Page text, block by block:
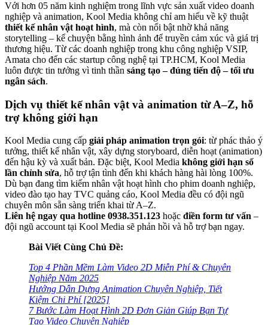
Với hơn 05 năm kinh nghiệm trong lĩnh vực sản xuất video doanh
nghiệp và animation, Kool Media không chỉ am hiểu về kỹ thuật
thiết kế nhân vật hoạt hình, mà còn nổi bật nhờ khả năng
storytelling – kể chuyện bằng hình ảnh để truyền cảm xúc và giá trị
thương hiệu. Từ các doanh nghiệp trong khu công nghiệp VSIP,
Amata cho đến các startup công nghệ tại TP.HCM, Kool Media
luôn được tin tưởng vì tinh thần sáng tạo – đúng tiến độ – tối ưu
ngân sách.
Dịch vụ thiết kế nhân vật và animation từ A–Z, hỗ
trợ không giới hạn
Kool Media cung cấp giải pháp animation trọn gói: từ phác thảo ý
tưởng, thiết kế nhân vật, xây dựng storyboard, diễn hoạt (animation)
đến hậu kỳ và xuất bản. Đặc biệt, Kool Media không giới hạn số
lần chỉnh sửa, hỗ trợ tận tình đến khi khách hàng hài lòng 100%.
Dù bạn đang tìm kiếm nhân vật hoạt hình cho phim doanh nghiệp,
video đào tạo hay TVC quảng cáo, Kool Media đều có đội ngũ
chuyên môn sẵn sàng triển khai từ A–Z.
Liên hệ ngay qua hotline 0938.351.123 hoặc điền form tư vấn –
đội ngũ account tại Kool Media sẽ phản hồi và hỗ trợ bạn ngay.
Bài Viết Cùng Chủ Đề:
Top 4 Phần Mềm Làm Video 2D Miễn Phí & Chuyên
Nghiệp Năm 2025
Hướng Dẫn Dựng Animation Chuyên Nghiệp, Tiết
Kiệm Chi Phí [2025]
7 Bước Làm Hoạt Hình 2D Đơn Giản Giúp Bạn Tự
Tạo Video Chuyên Nghiệp